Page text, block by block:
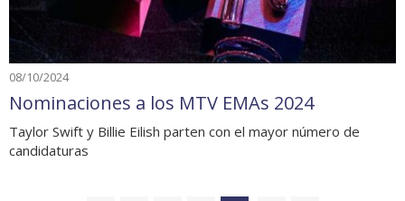
08/10/2024
Nominaciones a los MTV EMAs 2024
Taylor Swift y Billie Eilish parten con el mayor número de
candidaturas